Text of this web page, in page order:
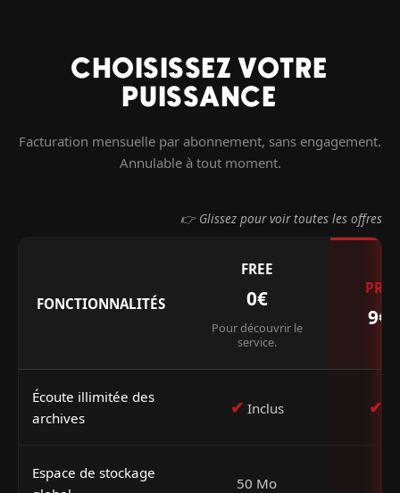
CHOISISSEZ VOTRE
PUISSANCE
Facturation mensuelle par abonnement, sans engagement.
Annulable à tout moment.
👉 Glissez pour voir toutes les offres
FONCTIONNALITÉS
FREE
0€
Pour découvrir le
service.
9€
Écoute illimitée des
archives
✔ Inclus ✔
Espace de stockage
50 Mo